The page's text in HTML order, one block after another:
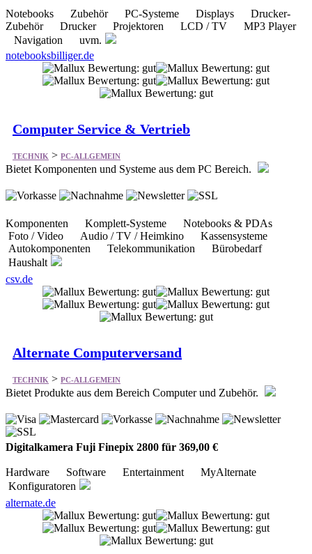
Notebooks Zubehör PC-Systeme Displays Drucker-
Zubehör Drucker Projektoren LCD / TV MP3 Player
Navigation uvm.
notebooksbilliger.de
Computer Service & Vertrieb
TECHNIK > PC-ALLGEMEIN
Bietet Komponenten und Systeme aus dem PC Bereich.
Komponenten Komplett-Systeme Notebooks & PDAs
Foto / Video Audio / TV / Heimkino Kassensysteme
Autokomponenten Telekommunikation Bürobedarf
Haushalt
csv.de
Alternate Computerversand
TECHNIK > PC-ALLGEMEIN
Bietet Produkte aus dem Bereich Computer und Zubehör.
Digitalkamera Fuji Finepix 2800 für 369,00 €
Hardware Software Entertainment MyAlternate
Konfiguratoren
alternate.de